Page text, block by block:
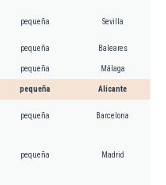
pequeña Sevilla
pequeña Baleares
pequeña Málaga
pequeña Alicante
pequeña Barcelona
pequeña Madrid